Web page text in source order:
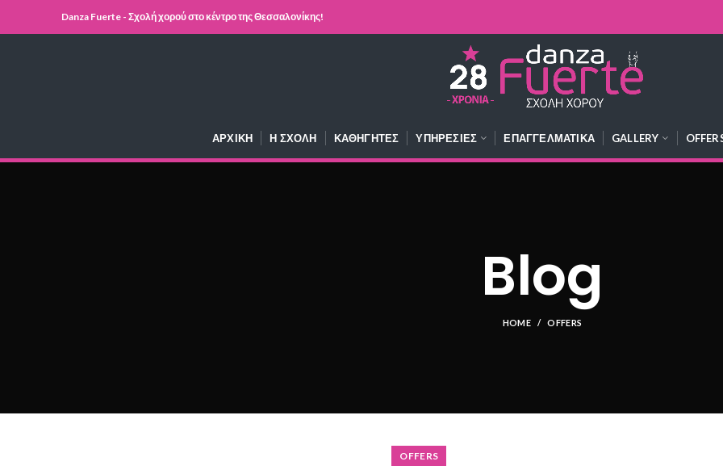
Danza Fuerte - Σχολή χορού στο κέντρο της Θεσσαλονίκης!
ΑΡΧΙΚΉ Η ΣΧΟΛΉ ΚΑΘΗΓΗΤΈΣ ΥΠΗΡΕΣΊΕΣ ΕΠΑΓΓΕΛΜΑΤΙΚΆ GALLERY
Blog
HOME OFFERS
OFFERS